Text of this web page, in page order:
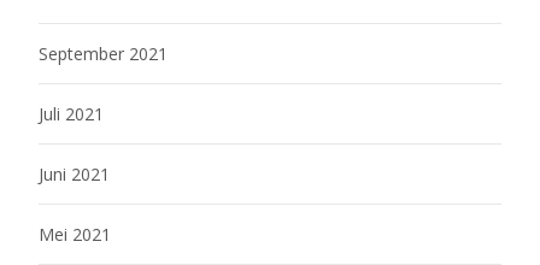
September 2021
Juli 2021
Juni 2021
Mei 2021